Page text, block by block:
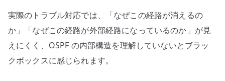
実際のトラブル対応では、「なぜこの経路が消えるの
か」「なぜこの経路が外部経路になっているのか」が見
えにくく、OSPF の内部構造を理解していないとブラッ
クボックスに感じられます。